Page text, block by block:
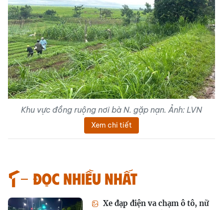
Khu vực đồng ruộng nơi bà N. gặp nạn. Ảnh: LVN
Xem chi tiết
Đọc nhiều nhất
Xe đạp điện va chạm ô tô, nữ